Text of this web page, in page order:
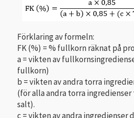
Förklaring av formeln:
FK (%) = % fullkorn räknat på
a = vikten av
fullkorn)
b = vikten av andra torra
(för alla andra torra
salt).
c = vikten av andra ingredienser